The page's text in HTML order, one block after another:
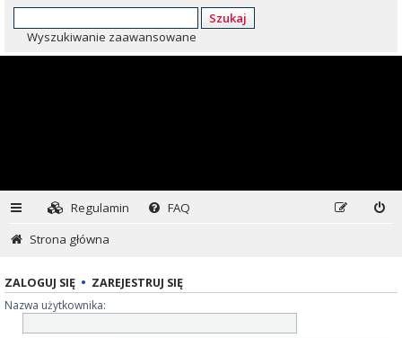
Szukaj
Wyszukiwanie zaawansowane
Regulamin
FAQ
Strona główna
ZALOGUJ SIĘ • ZAREJESTRUJ SIĘ
Nazwa użytkownika: